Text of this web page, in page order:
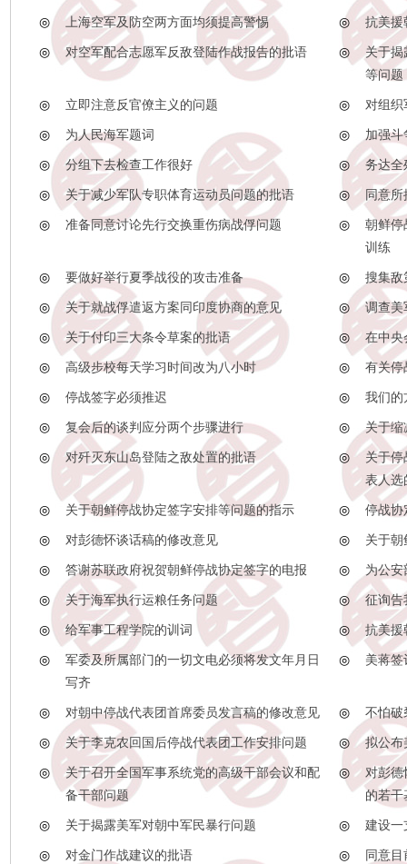
◎ 上海空军及防空两方面均须提高警惕 ◎ 抗美援
◎ 对空军配合志愿军反敌登陆作战报告的批语 ◎
关于
等问题
◎ 立即注意反官僚主义的问题 ◎ 对组织
◎ 为人民海军题词 ◎ 加强斗
◎ 分组下去检查工作很好 ◎ 务达全
◎ 关于减少军队专职体育运动员问题的批语 ◎ 同意
◎ 准备同意讨论先行交换重伤病战俘问题 ◎
朝鲜停
训练
◎ 要做好举行夏季战役的攻击准备 ◎ 搜集敌
◎ 关于就战俘遣返方案同印度协商的意见 ◎ 调查美
◎ 关于付印三大条令草案的批语 ◎ 在中央
◎ 高级步校每天学习时间改为八小时 ◎ 有关停
◎ 停战签字必须推迟 ◎ 我们的
◎ 复会后的谈判应分两个步骤进行 ◎ 关于缩
◎ 对歼灭东山岛登陆之敌处置的批语 ◎
关于
表人选
◎ 关于朝鲜停战协定签字安排等问题的指示 ◎ 停战协
◎ 对彭德怀谈话稿的修改意见 ◎ 关于朝
◎ 答谢苏联政府祝贺朝鲜停战协定签字的电报 ◎ 为公安
◎ 关于海军执行运粮任务问题 ◎ 征询告
◎ 给军事工程学院的训词 ◎ 抗美援
◎
军委及所属部门的一切文电必须将发文年月日
写齐
◎ 美蒋签
◎ 对朝中停战代表团首席委员发言稿的修改意见 ◎ 不怕破
◎ 关于李克农回国后停战代表团工作安排问题 ◎ 拟公布
◎
关于召开全国军事系统党的高级干部会议和配
备干部问题
◎
对彭
的若干
◎ 关于揭露美军对朝中军民暴行问题 ◎ 建设一
◎ 对金门作战建议的批语 ◎ 同意目